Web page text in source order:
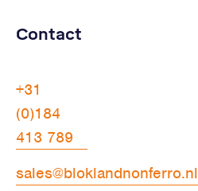
Contact
+31
(0)184
413 789
sales@bloklandnonferro.nl